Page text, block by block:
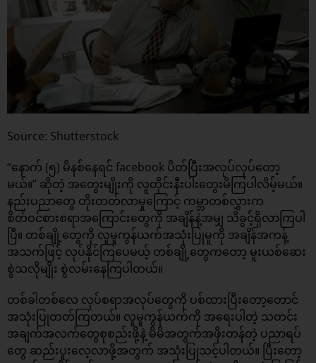
Source: Shutterstock
“နောက် (၅) မိနစ်နေရင် facebook ပိတ်ပြီးအလုပ်လုပ်တော့
မယ်။” ဆိုတဲ့ အတွေးမျိုးကို လူတိုင်းနီးပါးတွေးမိကြပါလိမ့်မယ်။
နည်းပညာတွေ တိုးတတ်လာမှုကြောင့် ကမ္ဘာတစ်လွှားက
စိတ်ဝင်စားစရာအကြောင်းတွေကို အချိန်နဲ့အမျှ သိခွင့်ရှိလာကြပါ
ပြီ။ တစ်ချို့တွေကို လူမှုကွန်ယက်အသုံးပြုမူကို အချိန်အကန့်
အသက်ဖြင့် လုပ်နိုင်ကြပေမယ့် တစ်ချို့တွေကတော့ မူးယစ်ဆေး
စွဲသလိုမျိုး စွဲလမ်းနေကြပါတယ်။
တစ်ခါတစ်လေ လုပ်စရာအလုပ်တွေကို ပစ်ထားပြီးတော့တောင်
အသုံးပြုတတ်ကြတယ်။ လူမူကွန်ယက်ကို အရေးပါတဲ့ သတင်း
အချက်အလက်တွေစုစည်းဖို့နဲ့ မိမိအတွက်အဖိုးတန်တဲ့ ပညာရပ်
တွေ ဆည်းပူးလေ့လာဖို့အတွက် အသုံးပြုသင့်ပါတယ်။ ပြီးတော့